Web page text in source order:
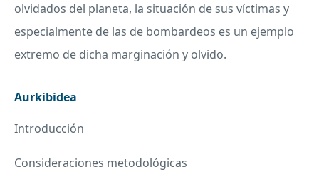
olvidados del planeta, la situación de sus víctimas y
especialmente de las de bombardeos es un ejemplo
extremo de dicha marginación y olvido.
Aurkibidea
Introducción
Consideraciones metodológicas